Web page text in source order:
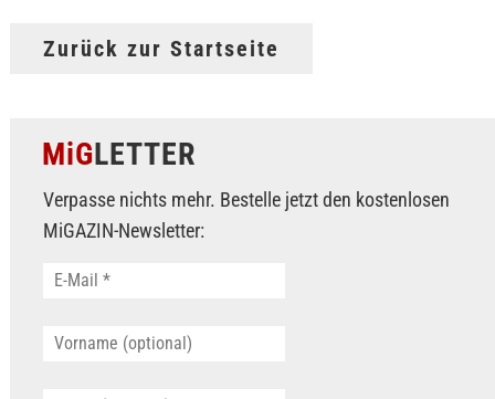
Zurück zur Startseite
MiGLETTER
Verpasse nichts mehr. Bestelle jetzt den kostenlosen
MiGAZIN-Newsletter: